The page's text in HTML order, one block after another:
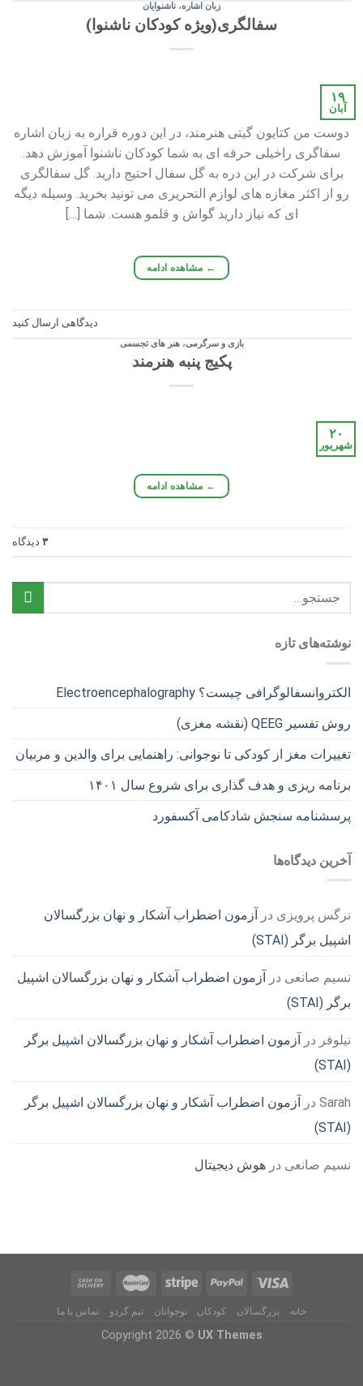
زبان اشاره، ناشنوایان
سفالگری(ویژه کودکان ناشنوا)
۱۹
آبان
دوست من کتایون گیتی هنرمند، در این دوره قراره به زبان اشاره
سفاگری راخیلی حرفه ای به شما کودکان ناشنوا آموزش دهد.
برای شرکت در این دره به گل سفال احتیج دارید. گل سفالگری
رو از اکثر مغازه های لوازم التحریری می تونید بخرید. وسیله دیگه
ای که نیاز دارید گواش و قلمو هست. شما […]
← مشاهده ادامه
دیدگاهی ارسال کنید
بازی و سرگرمی،هنر های تجسمی
پکیج پنبه هنرمند
۲۰
شهریور
← مشاهده ادامه
۳ دیدگاه
نوشته‌های تازه
الکتروانسفالوگرافی چیست؟ Electroencephalography
روش تفسیر QEEG (نقشه مغزی)
تغییرات مغز از کودکی تا نوجوانی: راهنمایی برای والدین و مربیان
برنامه ریزی و هدف گذاری برای شروع سال ۱۴۰۱
پرسشنامه سنجش شادکامی آکسفورد
آخرین دیدگاه‌ها
نرگس پرویزی در
آزمون اضطراب آشکار و نهان بزرگسالان
اشپیل برگر (STAI)
نسیم صانعی در
آزمون اضطراب آشکار و نهان بزرگسالان اشپیل
برگر (STAI)
نیلوفر در
آزمون اضطراب آشکار و نهان بزرگسالان اشپیل برگر
(STAI)
Sarah در
آزمون اضطراب آشکار و نهان بزرگسالان اشپیل برگر
(STAI)
نسیم صانعی در هوش دیجیتال
خانه بزرگسالان کودکان نوجوانان تیم گردو تماس با ما
Copyright 2026 © UX Themes